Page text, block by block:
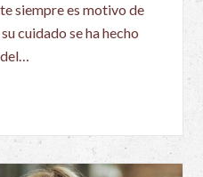
siempre es motivo de
cuidado se ha hecho